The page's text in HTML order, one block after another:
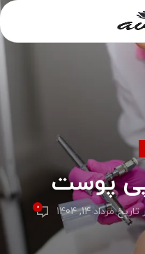
پوست
مرداد 14, 1404 0